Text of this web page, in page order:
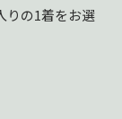
りの1着をお選